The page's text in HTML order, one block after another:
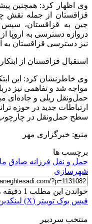
وی اظهار کرد: همچنین
قزاقستان از جمله نقش
چین به قزاقستان، سپس
دروازه دسترسی به اروپا
نیز دسترسی قزاقستان به
استقبال قزاقستان از
وی خاطرنشان کرد: این
مواجه شد و تفاهمی نیز
حمل‌ونقل ریلی و جاده‌ای
ارتباطات جدید در حوزه
سطح حمل‌ونقل در چارچوب
منبع: خبرگزاری مهر
برچسب ها
حمل و نقل فرزانه صادق
شهرسازی
خواندن این مطلب 1 دقیقه زمان میبرد
فیس بوک توییتر (X)
منتخب سردبیر